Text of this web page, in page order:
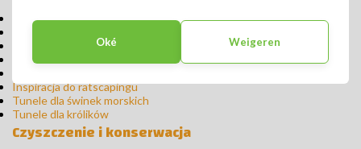
Oké Weigeren
Tunele dla gryzoni i królików
Naturalny projekt
Produkty do pielęgnacji chomików
Inspiracja do ratscapingu
Tunele dla świnek morskich
Tunele dla królików
Czyszczenie i konserwacja